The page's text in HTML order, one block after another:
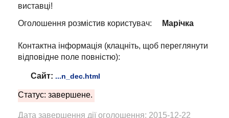
виставці!
Оголошення розмістив користувач:
Марічка
Контактна інформація (клацніть, щоб переглянути
відповідне поле повністю):
Сайт: ...n_dec.html
Статус: завершене.
Дата завершення дії оголошення: 2015-12-22